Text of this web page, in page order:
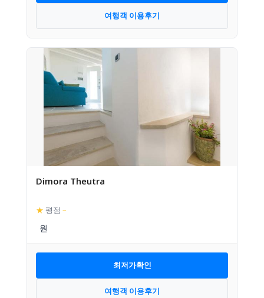
여행객 이용후기
Dimora Theutra
★ 평점 –
최저가확인
여행객 이용후기